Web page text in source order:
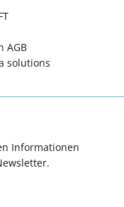
AGB
solutions
Informationen